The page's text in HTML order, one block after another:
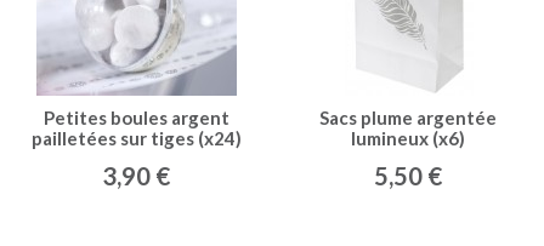
Petites boules argent
pailletées sur tiges (x24)
3,90 €
Sacs plume argentée
lumineux (x6)
5,50 €